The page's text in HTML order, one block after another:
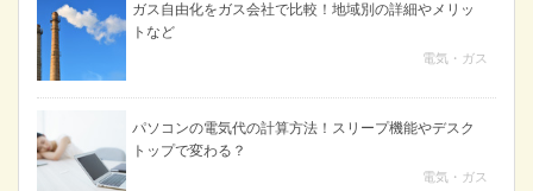
ガス自由化をガス会社で比較！地域別の詳細やメリッ
トなど
電気・ガス
パソコンの電気代の計算方法！スリープ機能やデスク
トップで変わる？
電気・ガス